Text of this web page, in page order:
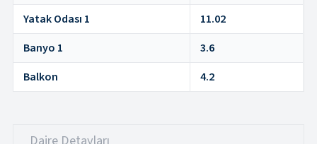
Yatak Odası 1
11.02
Banyo 1
3.6
Balkon
4.2
Daire Detayları